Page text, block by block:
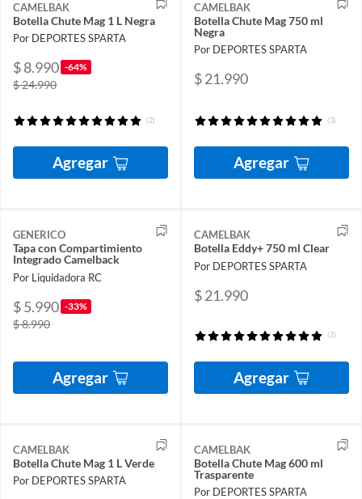
CAMELBAK
Botella Chute Mag 1 L Negra
Por DEPORTES SPARTA
$ 8.990 -64%
$ 24.990
(2)
Agregar
CAMELBAK
Botella Chute Mag 750 ml
Negra
Por DEPORTES SPARTA
$ 21.990
(3)
Agregar
GENERICO
Tapa con Compartimiento
Integrado Camelback
Por Liquidadora RC
$ 5.990 -33%
$ 8.990
Agregar
CAMELBAK
Botella Eddy+ 750 ml Clear
Por DEPORTES SPARTA
$ 21.990
(2)
Agregar
CAMELBAK
Botella Chute Mag 1 L Verde
Por DEPORTES SPARTA
CAMELBAK
Botella Chute Mag 600 ml
Trasparente
Por DEPORTES SPARTA